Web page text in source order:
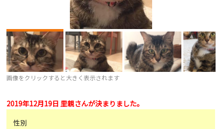
画像をクリックすると大きく表示されます
2019年12月19日 里親さんが決まりました。
性別